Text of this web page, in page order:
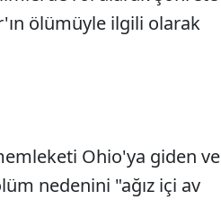
ölümüyle ilgili olarak
Sesi Aç
Ohio'ya giden ve
nedenini "ağız içi av